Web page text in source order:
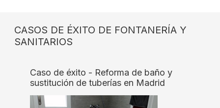
CASOS DE ÉXITO DE FONTANERÍA Y
SANITARIOS
Caso de éxito - Reforma de baño y
sustitución de tuberías en Madrid